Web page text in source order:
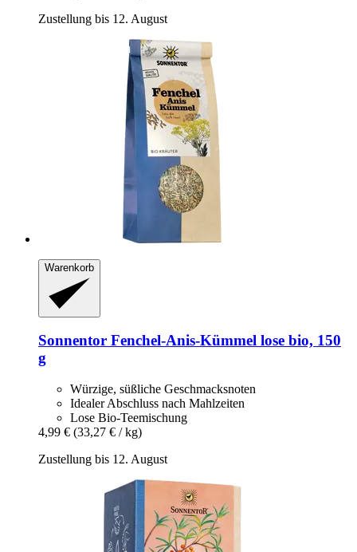
Zustellung bis 12. August
Warenkorb
Sonnentor Fenchel-​Anis-​Kümmel lose bio, 150
g
Würzige, süßliche Geschmacksnoten
Idealer Abschluss nach Mahlzeiten
Lose Bio-Teemischung
4,99 € (33,27 € / kg)
Zustellung bis 12. August